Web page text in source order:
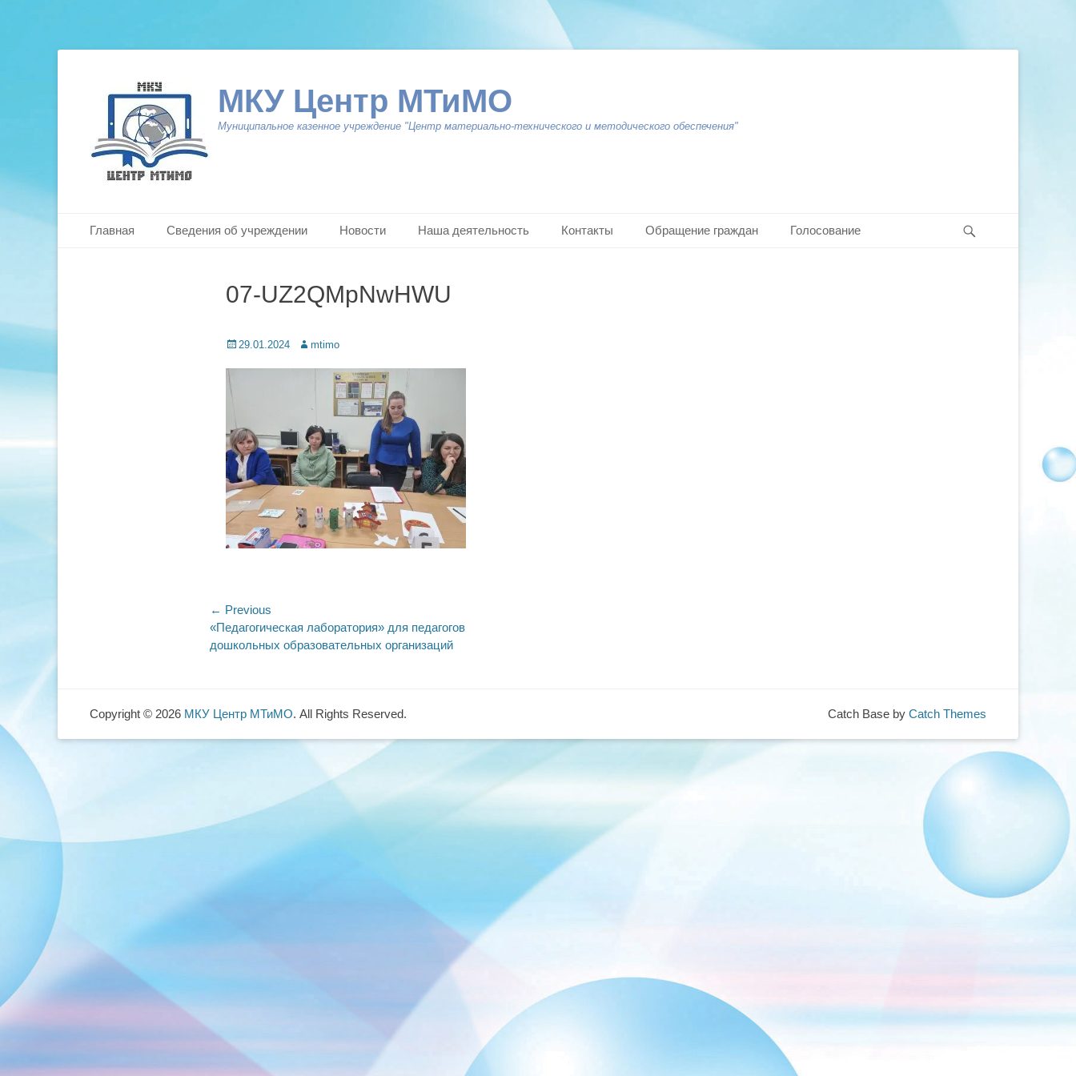
МКУ Центр МТиМО
Муниципальное казенное учреждение "Центр материально-технического и методического обеспечения"
Primary Menu
Главная Сведения об учреждении Новости Наша деятельность Контакты Обращение граждан Голосование
07-UZ2QMpNwHWU
Posted
29.01.2024 Author
mtimo
Навигация
по
← Previous
Previous
post:
«Педагогическая лаборатория» для педагогов
дошкольных образовательных организаций
Copyright © 2026 МКУ Центр МТиМО. All Rights Reserved. Catch Base by Catch Themes